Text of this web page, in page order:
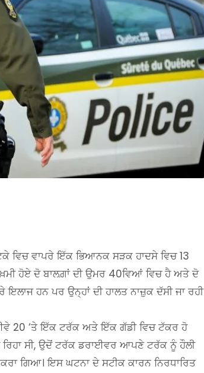
ਵਿਚ ਵਾਪਰੇ ਇੱਕ ਭਿਆਨਕ ਸੜਕ ਹਾਦਸੇ ਵਿਚ 13
ਹੋਏ ਦੋ ਬਾਲਗ਼ਾਂ ਦੀ ਉਮਰ 40ਵਿਆਂ ਵਿਚ ਹੈ ਅਤੇ ਦੋ
ਹਨ ਪਰ ਉਨ੍ਹਾਂ ਦੀ ਹਾਲਤ ਨਾਜ਼ੁਕ ਦੱਸੀ ਜਾ ਰਹੀ
20 ‘ਤੇ ਇੱਕ ਟਰੱਕ ਅਤੇ ਇੱਕ ਗੱਡੀ ਵਿਚ ਟੱਕਰ ਹੋ
ਰਿਹਾ ਸੀ, ਉਦੋਂ ਟਰੱਕ ਡਰਾਈਵਰ ਆਪਣੇ ਟਰੱਕ ਨੂੰ ਹੌਲੀ
ਗਿਆ। ਇਸ ਘਟਨਾ ਦੇ ਸਟੀਕ ਕਾਰਨ ਨਿਰਧਾਰਿਤ